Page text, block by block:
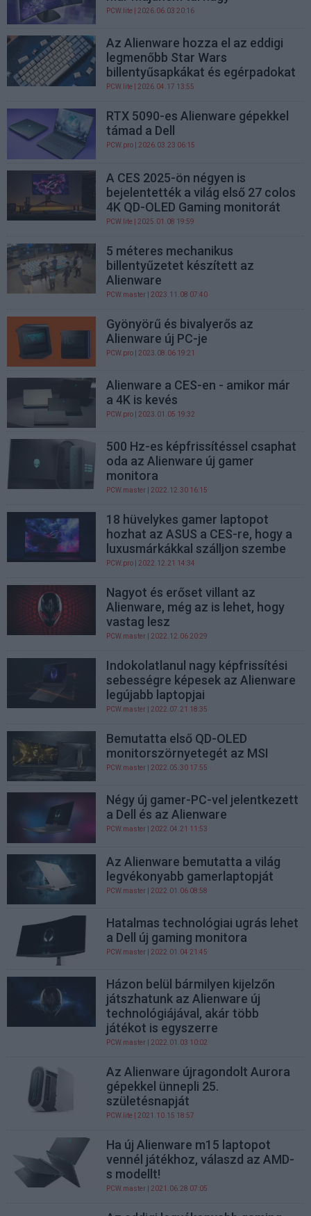
PCW.lite | 2026.06.03 20:16
Az Alienware hozza el az eddigi
legmenőbb Star Wars
billentyűsapkákat és egérpadokat
PCW.lite | 2026.04.17 13:55
RTX 5090-es Alienware gépekkel
támad a Dell
PCW.pro | 2026.03.23 06:15
A CES 2025-ön négyen is
bejelentették a világ első 27 colos
4K QD-OLED Gaming monitorát
PCW.lite | 2025.01.08 19:59
5 méteres mechanikus
billentyűzetet készített az
Alienware
PCW.master | 2023.11.08 07:40
Gyönyörű és bivalyerős az
Alienware új PC-je
PCW.pro | 2023.08.06 19:21
Alienware a CES-en - amikor már
a 4K is kevés
PCW.pro | 2023.01.05 19:32
500 Hz-es képfrissítéssel csaphat
oda az Alienware új gamer
monitora
PCW.master | 2022.12.30 16:15
18 hüvelykes gamer laptopot
hozhat az ASUS a CES-re, hogy a
luxusmárkákkal szálljon szembe
PCW.pro | 2022.12.21 14:34
Nagyot és erőset villant az
Alienware, még az is lehet, hogy
vastag lesz
PCW.master | 2022.12.06 20:29
Indokolatlanul nagy képfrissítési
sebességre képesek az Alienware
legújabb laptopjai
PCW.master | 2022.07.21 18:35
Bemutatta első QD-OLED
monitorszörnyetegét az MSI
PCW.master | 2022.05.30 17:55
Négy új gamer-PC-vel jelentkezett
a Dell és az Alienware
PCW.master | 2022.04.21 11:53
Az Alienware bemutatta a világ
legvékonyabb gamerlaptopját
PCW.master | 2022.01.06 08:58
Hatalmas technológiai ugrás lehet
a Dell új gaming monitora
PCW.master | 2022.01.04 21:45
Házon belül bármilyen kijelzőn
játszhatunk az Alienware új
technológiájával, akár több
játékot is egyszerre
PCW.master | 2022.01.03 10:02
Az Alienware újragondolt Aurora
gépekkel ünnepli 25.
születésnapját
PCW.lite | 2021.10.15 18:57
Ha új Alienware m15 laptopot
vennél játékhoz, válaszd az AMD-
s modellt!
PCW.master | 2021.06.28 07:05